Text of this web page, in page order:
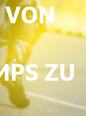
VON
ZU